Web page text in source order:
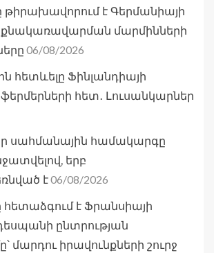
է Գերմանիայի
մարմինների
06/08/2026
հետևելը Ֆինլանդիայի
հետ․ Լուսանկարներ
սահմանային համակարգը
երբ
է06/08/2026
է Ֆրանսիայի
ընտրության
մարդու իրավունքների շուրջ